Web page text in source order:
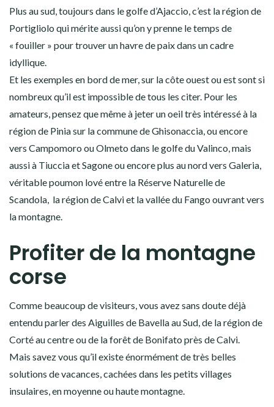
Plus au sud, toujours dans le golfe d’Ajaccio, c’est la région de
Portigliolo qui mérite aussi qu’on y prenne le temps de
« fouiller » pour trouver un havre de paix dans un cadre
idyllique.
Et les exemples en bord de mer, sur la côte ouest ou est sont si
nombreux qu’il est impossible de tous les citer. Pour les
amateurs, pensez que même à jeter un oeil très intéressé à la
région de Pinia sur la commune de Ghisonaccia, ou encore
vers Campomoro ou Olmeto dans le golfe du Valinco, mais
aussi à Tiuccia et Sagone ou encore plus au nord vers Galeria,
véritable poumon lové entre la Réserve Naturelle de
Scandola, la région de Calvi et la vallée du Fango ouvrant vers
la montagne.
Profiter de la montagne
corse
Comme beaucoup de visiteurs, vous avez sans doute déjà
entendu parler des Aiguilles de Bavella au Sud, de la région de
Corté au centre ou de la forêt de Bonifato près de Calvi.
Mais savez vous qu’il existe énormément de très belles
solutions de vacances, cachées dans les petits villages
insulaires, en moyenne ou haute montagne.